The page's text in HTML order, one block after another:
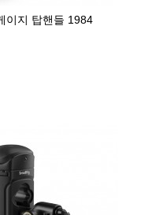
이지 탑핸들 1984